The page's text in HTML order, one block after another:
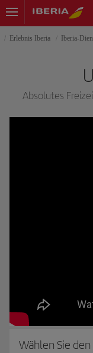
Erlebnis Iberia Iberia-
Absolutes
Wählen Sie den